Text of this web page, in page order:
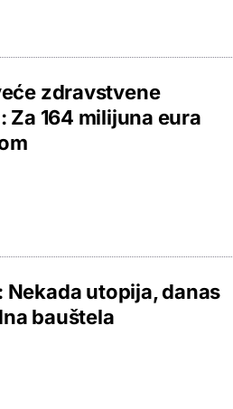
zdravstvene
164 milijuna eura
Nekada utopija, danas
bauštela